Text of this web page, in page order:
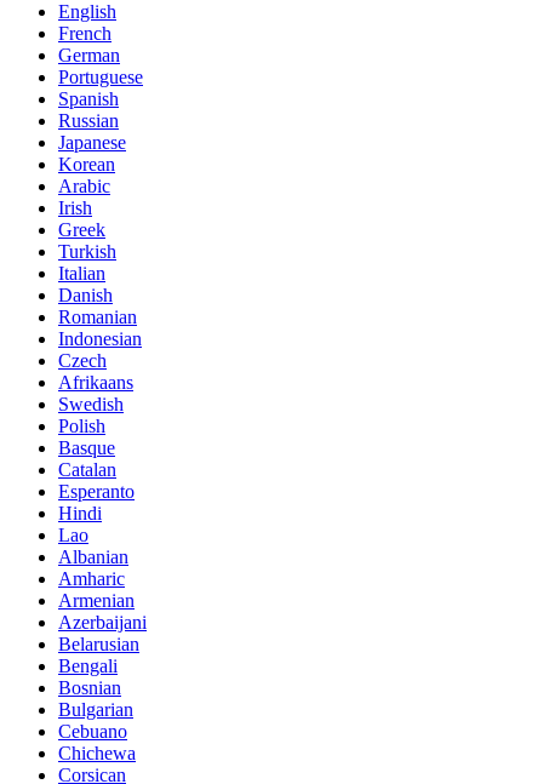
English
French
German
Portuguese
Spanish
Russian
Japanese
Korean
Arabic
Irish
Greek
Turkish
Italian
Danish
Romanian
Indonesian
Czech
Afrikaans
Swedish
Polish
Basque
Catalan
Esperanto
Hindi
Lao
Albanian
Amharic
Armenian
Azerbaijani
Belarusian
Bengali
Bosnian
Bulgarian
Cebuano
Chichewa
Corsican